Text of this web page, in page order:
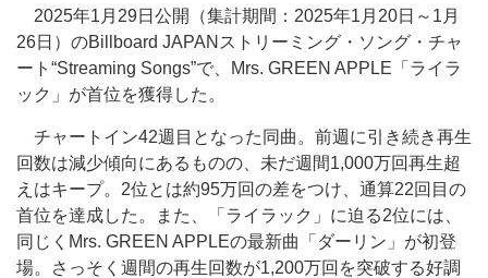
2025年1月29日公開（集計期間：2025年1月20日～1月
26日）のBillboard JAPANストリーミング・ソング・チャ
ート“Streaming Songs”で、Mrs. GREEN APPLE「ライラ
ック」が首位を獲得した。
チャートイン42週目となった同曲。前週に引き続き再生
回数は減少傾向にあるものの、未だ週間1,000万回再生超
えはキープ。2位とは約95万回の差をつけ、通算22回目の
首位を達成した。また、「ライラック」に迫る2位には、
同じくMrs. GREEN APPLEの最新曲「ダーリン」が初登
場。さっそく週間の再生回数が1,200万回を突破する好調